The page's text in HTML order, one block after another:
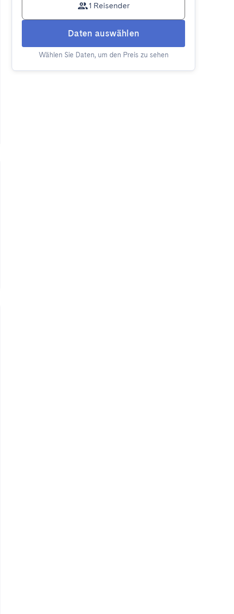
1 Reisender
Daten auswählen
Wählen Sie Daten, um den Preis zu sehen